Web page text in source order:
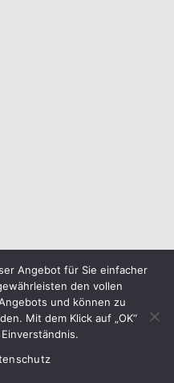
Angebot für Sie einfacher
den vollen
und können zu
Mit dem Klick auf „OK“